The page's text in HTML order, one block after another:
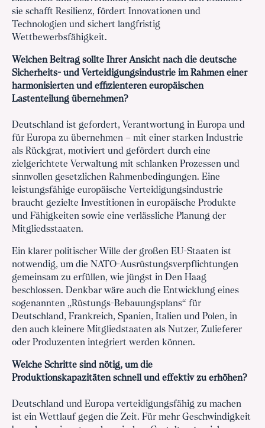
sie schafft Resilienz, fördert Innovationen und
Technologien und sichert langfristig
Wettbewerbsfähigkeit.
Welchen Beitrag sollte Ihrer Ansicht nach die deutsche
Sicherheits- und Verteidigungsindustrie im Rahmen einer
harmonisierten und effizienteren europäischen
Lastenteilung übernehmen?
Deutschland ist gefordert, Verantwortung in Europa und
für Europa zu übernehmen – mit einer starken Industrie
als Rückgrat, motiviert und gefördert durch eine
zielgerichtete Verwaltung mit schlanken Prozessen und
sinnvollen gesetzlichen Rahmenbedingungen. Eine
leistungsfähige europäische Verteidigungsindustrie
braucht gezielte Investitionen in europäische Produkte
und Fähigkeiten sowie eine verlässliche Planung der
Mitgliedsstaaten.
Ein klarer politischer Wille der großen EU-Staaten ist
notwendig, um die NATO-Ausrüstungsverpflichtungen
gemeinsam zu erfüllen, wie jüngst in Den Haag
beschlossen. Denkbar wäre auch die Entwicklung eines
sogenannten „Rüstungs-Bebauungsplans“ für
Deutschland, Frankreich, Spanien, Italien und Polen, in
den auch kleinere Mitgliedstaaten als Nutzer, Zulieferer
oder Produzenten integriert werden können.
Welche Schritte sind nötig, um die
Produktionskapazitäten schnell und effektiv zu erhöhen?
Deutschland und Europa verteidigungsfähig zu machen
ist ein Wettlauf gegen die Zeit. Für mehr Geschwindigkeit